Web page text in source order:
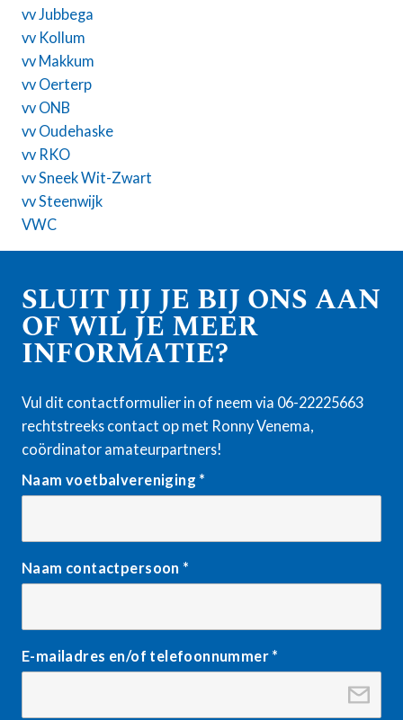
vv Jubbega
vv Kollum
vv Makkum
vv Oerterp
vv ONB
vv Oudehaske
vv RKO
vv Sneek Wit-Zwart
vv Steenwijk
VWC
SLUIT JIJ JE BIJ ONS AAN
OF WIL JE MEER
INFORMATIE?
Vul dit contactformulier in of neem via 06-22225663
rechtstreeks contact op met Ronny Venema,
coördinator amateurpartners!
Naam voetbalvereniging *
Naam contactpersoon *
E-mailadres en/of telefoonnummer *